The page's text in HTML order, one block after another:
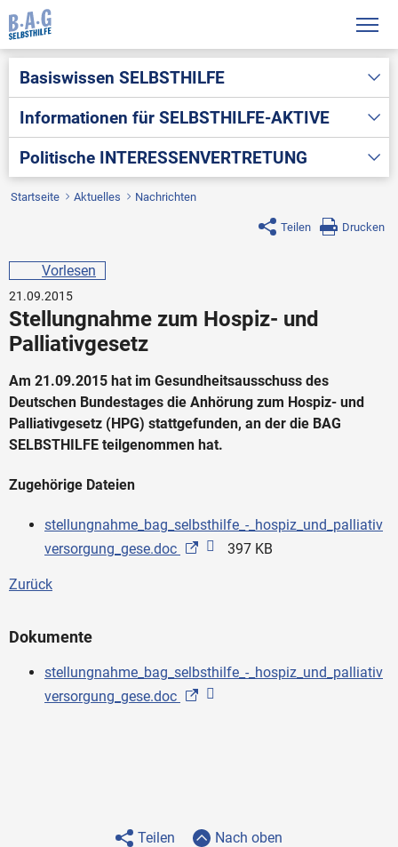
Basiswissen SELBSTHILFE
Informationen für SELBSTHILFE-AKTIVE
Politische INTERESSENVERTRETUNG
Startseite Aktuelles Nachrichten
Teilen Drucken
Vorlesen
21.09.2015
Stellungnahme zum Hospiz- und
Palliativgesetz
Am 21.09.2015 hat im Gesundheitsausschuss des
Deutschen Bundestages die Anhörung zum Hospiz- und
Palliativgesetz (HPG) stattgefunden, an der die BAG
SELBSTHILFE teilgenommen hat.
Zugehörige Dateien
stellungnahme_bag_selbsthilfe_-_hospiz_und_palliativ
versorgung_gese.doc
397 KB
Zurück
Dokumente
stellungnahme_bag_selbsthilfe_-_hospiz_und_palliativ
versorgung_gese.doc
Teilen Nach oben